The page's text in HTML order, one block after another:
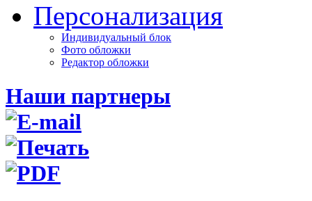
Персонализация
Индивидуальный блок
Фото обложки
Редактор обложки
Наши партнеры